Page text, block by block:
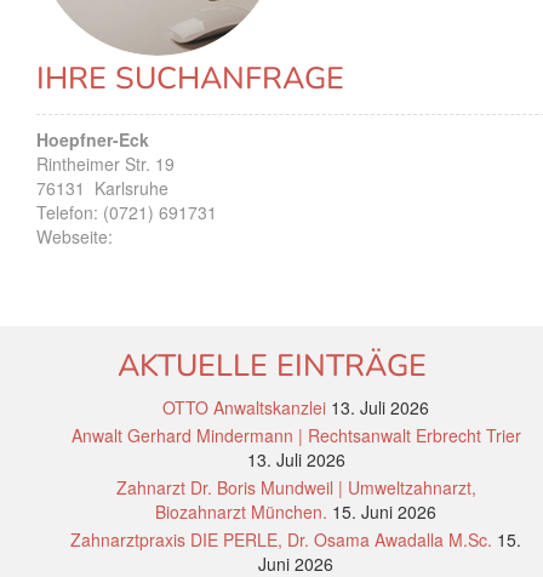
IHRE SUCHANFRAGE
Hoepfner-Eck
Rintheimer Str. 19
76131 Karlsruhe
Telefon: (0721) 691731
Webseite:
AKTUELLE EINTRÄGE
OTTO Anwaltskanzlei 13. Juli 2026
Anwalt Gerhard Mindermann | Rechtsanwalt Erbrecht Trier
13. Juli 2026
Zahnarzt Dr. Boris Mundweil | Umweltzahnarzt,
Biozahnarzt München. 15. Juni 2026
Zahnarztpraxis DIE PERLE, Dr. Osama Awadalla M.Sc. 15.
Juni 2026